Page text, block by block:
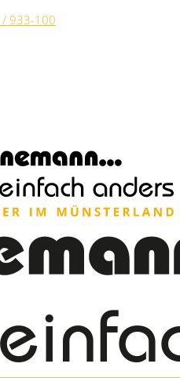
933-100